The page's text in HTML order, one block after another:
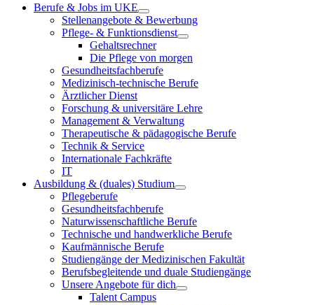
Berufe & Jobs im UKE
Stellenangebote & Bewerbung
Pflege- & Funktionsdienst
Gehaltsrechner
Die Pflege von morgen
Gesundheitsfachberufe
Medizinisch-technische Berufe
Ärztlicher Dienst
Forschung & universitäre Lehre
Management & Verwaltung
Therapeutische & pädagogische Berufe
Technik & Service
Internationale Fachkräfte
IT
Ausbildung & (duales) Studium
Pflegeberufe
Gesundheitsfachberufe
Naturwissenschaftliche Berufe
Technische und handwerkliche Berufe
Kaufmännische Berufe
Studiengänge der Medizinischen Fakultät
Berufsbegleitende und duale Studiengänge
Unsere Angebote für dich
Talent Campus